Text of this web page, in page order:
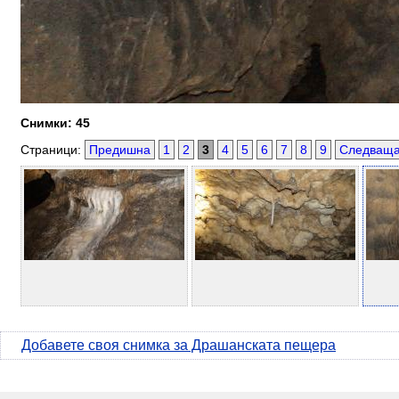
Снимки: 45
Страници:
Предишна 1 2 3 4 5 6 7 8 9
Добавете своя снимка за Драшанската пещера